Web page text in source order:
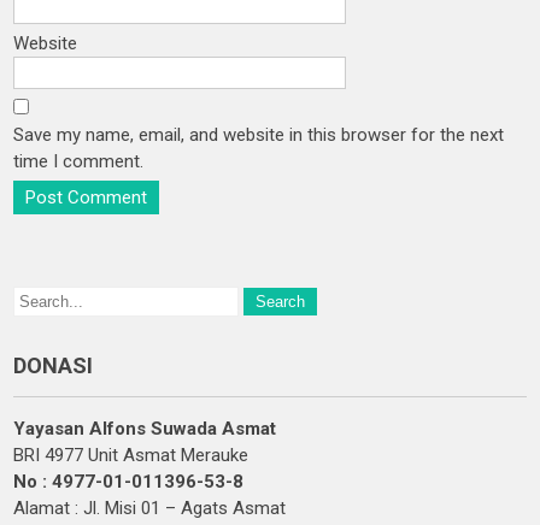
Website
Save my name, email, and website in this browser for the next
time I comment.
DONASI
Yayasan Alfons Suwada Asmat
BRI 4977 Unit Asmat Merauke
No : 4977-01-011396-53-8
Alamat : Jl. Misi 01 – Agats Asmat